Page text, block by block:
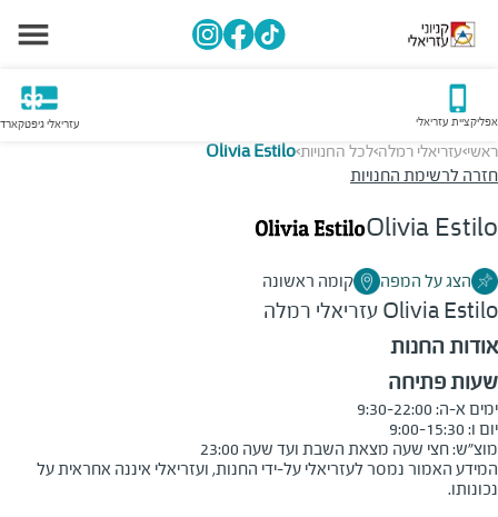
אפליקציית עזריאלי עזריאלי גיפטקארד
ראשי>עזריאלי רמלה>לכל החנויות>
Olivia Estilo
חזרה לרשימת החנויות
Olivia Estilo
הצג על המפה קומה ראשונה
Olivia Estilo עזריאלי רמלה
אודות החנות
שעות פתיחה
מוצ״ש: חצי שעה מצאת השבת ועד שעה 23:00
המידע האמור נמסר לעזריאלי על-ידי החנות, ועזריאלי איננה אחראית על